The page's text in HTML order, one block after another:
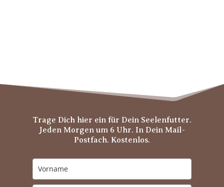
Trage Dich hier ein für Dein Seelenfutter.
Jeden Morgen um 6 Uhr. In Dein Mail-
Postfach. Kostenlos.